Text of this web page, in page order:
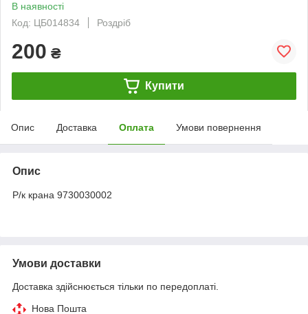
В наявності
Код: ЦБ014834
Роздріб
200 ₴
Купити
Опис Доставка Оплата Умови повернення
Опис
Р/к крана 9730030002
Умови доставки
Доставка здійснюється тільки по передоплаті.
Нова Пошта